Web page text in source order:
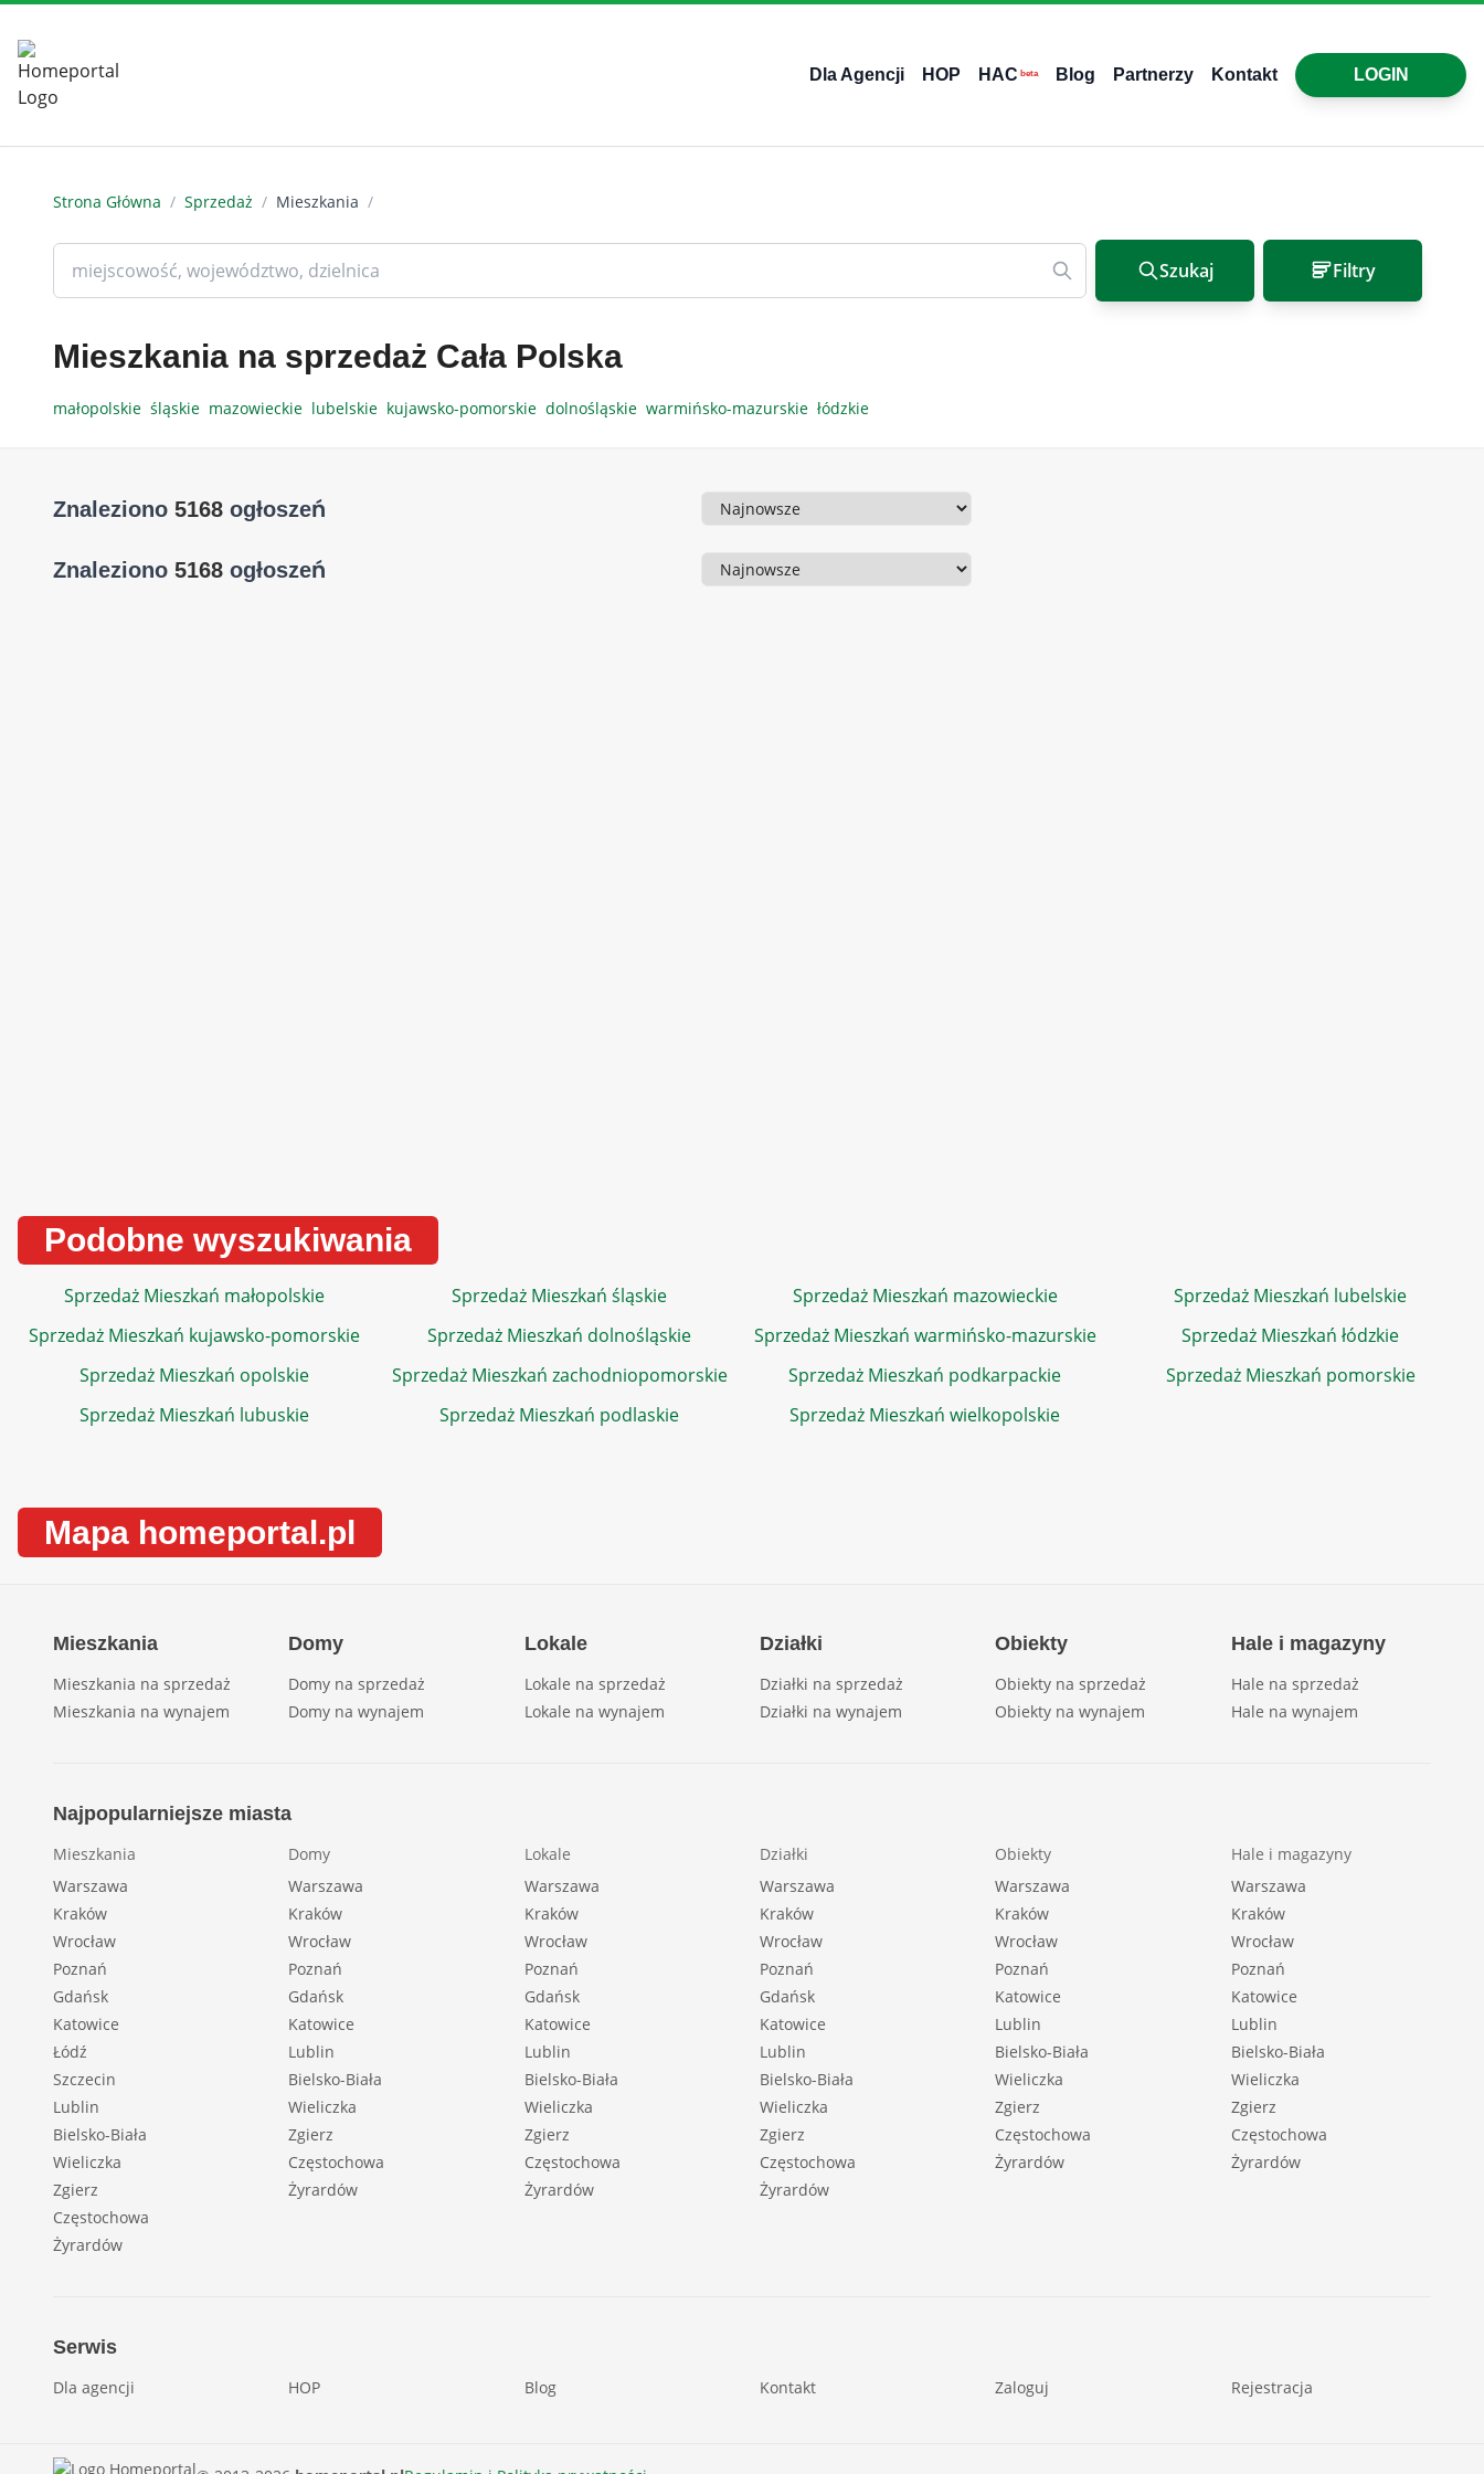
Dla Agencji HOP HAC beta Blog Partnerzy Kontakt LOGIN
Strona Główna / Sprzedaż / Mieszkania /
Szukaj Filtry
Mieszkania na sprzedaż Cała Polska
małopolskie śląskie mazowieckie lubelskie kujawsko-pomorskie dolnośląskie warmińsko-mazurskie łódzkie
Znaleziono 5168 ogłoszeń Sortowanie
Znaleziono 5168 ogłoszeń Sortowanie
Podobne wyszukiwania
Sprzedaż Mieszkań małopolskie Sprzedaż Mieszkań śląskie Sprzedaż Mieszkań mazowieckie
Sprzedaż Mieszkań lubelskie
Sprzedaż Mieszkań kujawsko-pomorskie
Sprzedaż Mieszkań dolnośląskie Sprzedaż Mieszkań warmińsko-mazurskie
Sprzedaż Mieszkań łódzkie
Sprzedaż Mieszkań opolskie
Sprzedaż Mieszkań zachodniopomorskie Sprzedaż Mieszkań podkarpackie
Sprzedaż Mieszkań pomorskie
Sprzedaż Mieszkań lubuskie
Sprzedaż Mieszkań podlaskie Sprzedaż Mieszkań wielkopolskie
Mapa homeportal.pl
Mieszkania
Mieszkania na sprzedaż
Mieszkania na wynajem
Domy
Domy na sprzedaż
Domy na wynajem
Lokale
Lokale na sprzedaż
Lokale na wynajem
Działki
Działki na sprzedaż
Działki na wynajem
Obiekty
Obiekty na sprzedaż
Obiekty na wynajem
Hale i magazyny
Hale na sprzedaż
Hale na wynajem
Najpopularniejsze miasta
Mieszkania
Warszawa
Kraków
Wrocław
Poznań
Gdańsk
Katowice
Łódź
Szczecin
Lublin
Bielsko-Biała
Wieliczka
Zgierz
Częstochowa
Żyrardów
Domy
Warszawa
Kraków
Wrocław
Poznań
Gdańsk
Katowice
Lublin
Bielsko-Biała
Wieliczka
Zgierz
Częstochowa
Żyrardów
Lokale
Warszawa
Kraków
Wrocław
Poznań
Gdańsk
Katowice
Lublin
Bielsko-Biała
Wieliczka
Zgierz
Częstochowa
Żyrardów
Działki
Warszawa
Kraków
Wrocław
Poznań
Gdańsk
Katowice
Lublin
Bielsko-Biała
Wieliczka
Zgierz
Częstochowa
Żyrardów
Obiekty
Warszawa
Kraków
Wrocław
Poznań
Katowice
Lublin
Bielsko-Biała
Wieliczka
Zgierz
Częstochowa
Żyrardów
Hale i magazyny
Warszawa
Kraków
Wrocław
Poznań
Katowice
Lublin
Bielsko-Biała
Wieliczka
Zgierz
Częstochowa
Żyrardów
Serwis
Dla agencji HOP Blog Kontakt Zaloguj Rejestracja